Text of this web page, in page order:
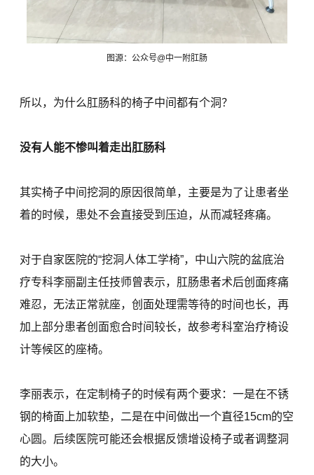
图源：公众号@中一附肛肠
所以，为什么肛肠科的椅子中间都有个洞？
没有人能不惨叫着走出肛肠科
其实椅子中间挖洞的原因很简单，主要是为了让患者坐
着的时候，患处不会直接受到压迫，从而减轻疼痛。
对于自家医院的“挖洞人体工学椅”，中山六院的盆底治
疗专科李丽副主任技师曾表示，肛肠患者术后创面疼痛
难忍，无法正常就座，创面处理需等待的时间也长，再
加上部分患者创面愈合时间较长，故参考科室治疗椅设
计等候区的座椅。
李丽表示，在定制椅子的时候有两个要求：一是在不锈
钢的椅面上加软垫，二是在中间做出一个直径15cm的空
心圆。后续医院可能还会根据反馈增设椅子或者调整洞
的大小。